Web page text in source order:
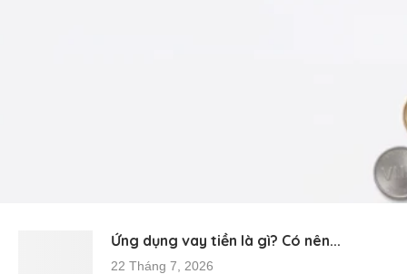
Ứng dụng vay tiền là gì? Có nên...
22 Tháng 7, 2026